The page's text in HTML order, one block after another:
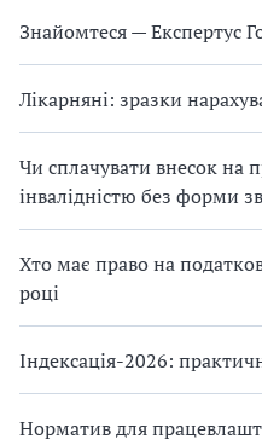
Знайомтеся — Експертус
Лікарняні: зразки
Чи сплачувати внесок на
інвалідністю без форми
Хто має право на
році
Індексація-2026:
Норматив для